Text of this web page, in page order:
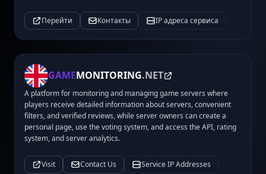
Перейти Контакты IP адреса сервиса
GAMEMONITORING.NET
A platform for monitoring and managing game servers where
players receive detailed information about servers, convenient
filters, and verified reviews, while server owners can create a
personal page, use the voting system, and access the API, rating
system, and server analytics.
Visit Contact Us Service IP Addresses